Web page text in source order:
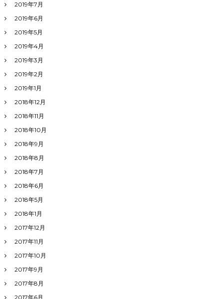
2019年7月
2019年6月
2019年5月
2019年4月
2019年3月
2019年2月
2019年1月
2018年12月
2018年11月
2018年10月
2018年9月
2018年8月
2018年7月
2018年6月
2018年5月
2018年1月
2017年12月
2017年11月
2017年10月
2017年9月
2017年8月
2017年6月